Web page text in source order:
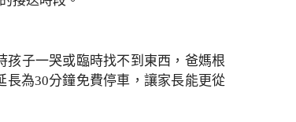
子一哭或臨時找不到東西，爸媽根
為30分鐘免費停車，讓家長能更從